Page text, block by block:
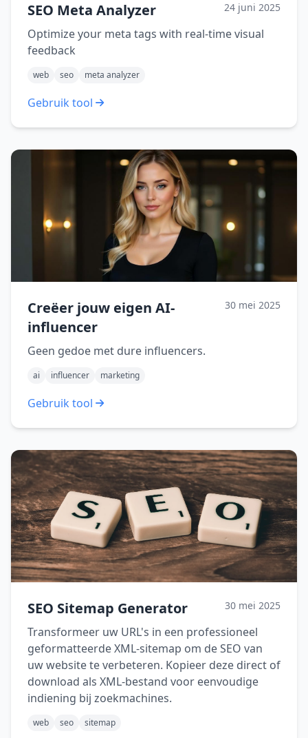
SEO Meta Analyzer 24 juni 2025
Optimize your meta tags with real-time visual
feedback
web seo meta analyzer
Gebruik tool
Creëer jouw eigen AI-
influencer
30 mei 2025
Geen gedoe met dure influencers.
ai influencer marketing
Gebruik tool
SEO Sitemap Generator 30 mei 2025
Transformeer uw URL's in een professioneel
geformatteerde XML-sitemap om de SEO van
uw website te verbeteren. Kopieer deze direct of
download als XML-bestand voor eenvoudige
indiening bij zoekmachines.
web seo sitemap